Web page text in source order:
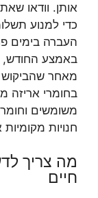
אותן. וודאו
כדי למנוע
העברה בימים
באמצע החודש,
מאחר שהביקוש
בחומרי אריזה
משומשים
חנויות
מה צריך
חיים